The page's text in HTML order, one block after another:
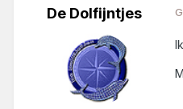
De Dolfijntjes